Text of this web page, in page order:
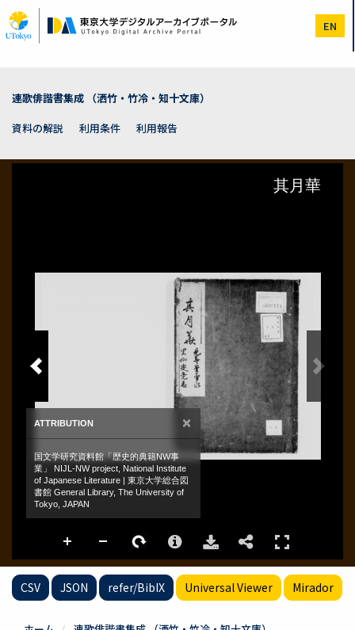
イ
ン
EN
連歌俳諧書集成 （洒竹・竹冷・知十文庫）
資料の解説
利用条件 利用報告
CSV JSON refer/BibIX Universal Viewer Mirador